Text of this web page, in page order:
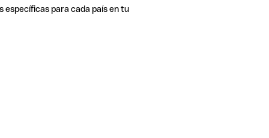
específicas para cada país en tu